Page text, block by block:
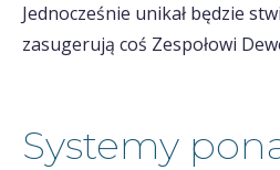
Jednocześnie unikał będzie
zasugerują coś Zespołowi
Systemy